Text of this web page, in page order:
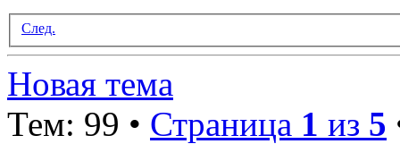
След.
Новая тема
Тем: 99 • Страница 1 из 5